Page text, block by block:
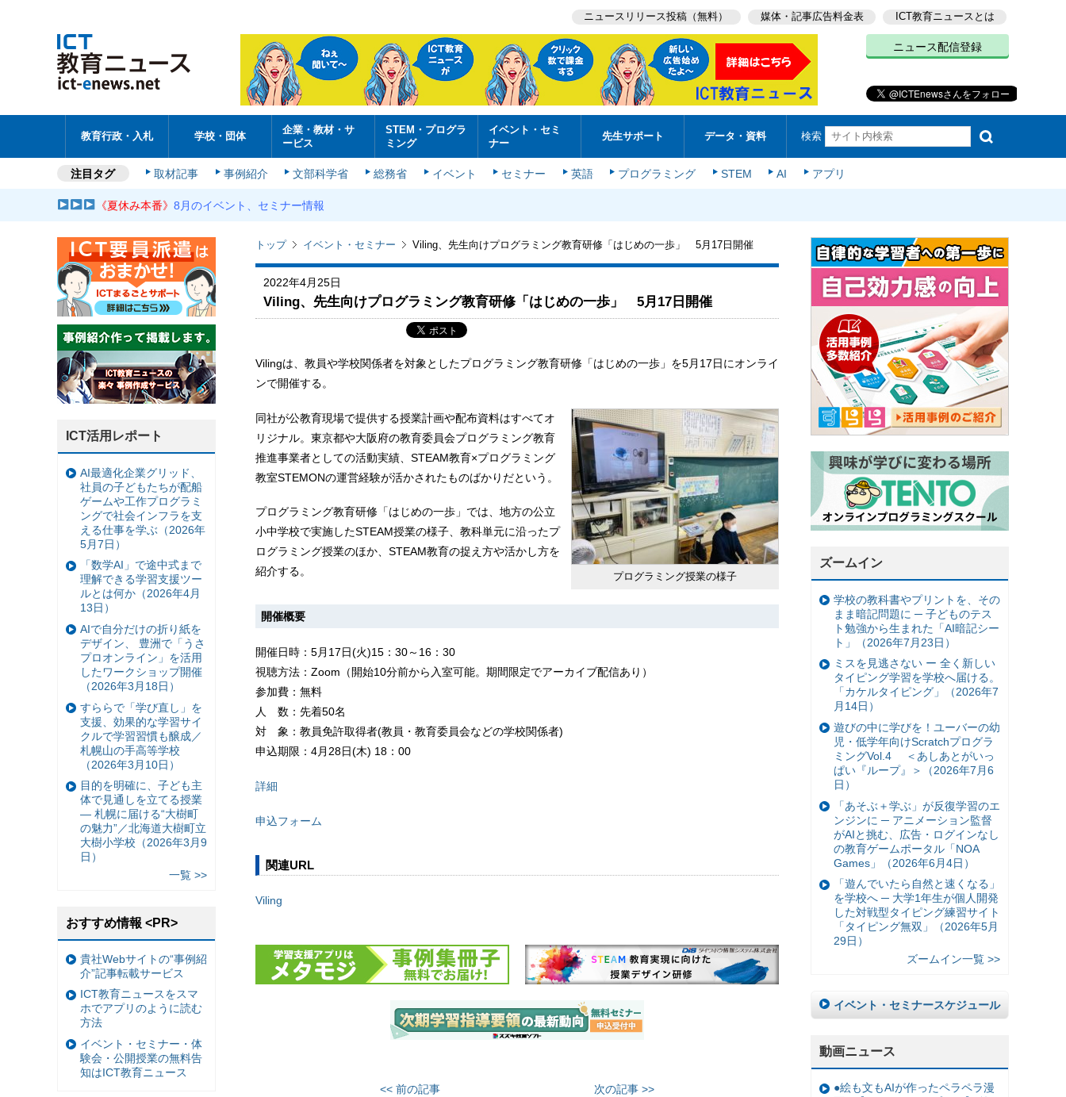
ニュースリリース投稿（無料） 媒体・記事広告料金表 ICT教育ニュースとは
ニュース配信登録
教育行政・入札 学校・団体
企業・教材・サ
ービス
STEM・プログラ
ミング
イベント・セミ
ナー
先生サポート データ・資料 検索
注目タグ 取材記事 事例紹介 文部科学省 総務省 イベント セミナー 英語 プログラミング STEM AI アプリ
《夏休み本番》8月のイベント、セミナー情報
トップ イベント・セミナー Viling、先生向けプログラミング教育研修「はじめの一歩」 5月17日開催
2022年4月25日
Viling、先生向けプログラミング教育研修「はじめの一歩」 5月17日開催
Vilingは、教員や学校関係者を対象としたプログラミング教育研修「はじめの一歩」を5月17日にオンライ
ンで開催する。
プログラミング授業の様子
同社が公教育現場で提供する授業計画や配布資料はすべてオ
リジナル。東京都や大阪府の教育委員会プログラミング教育
推進事業者としての活動実績、STEAM教育×プログラミング
教室STEMONの運営経験が活かされたものばかりだという。
プログラミング教育研修「はじめの一歩」では、地方の公立
小中学校で実施したSTEAM授業の様子、教科単元に沿ったプ
ログラミング授業のほか、STEAM教育の捉え方や活かし方を
紹介する。
開催概要
開催日時：5月17日(火)15：30～16：30
視聴方法：Zoom（開始10分前から入室可能。期間限定でアーカイブ配信あり）
参加費：無料
人 数：先着50名
対 象：教員免許取得者(教員・教育委員会などの学校関係者)
申込期限：4月28日(木) 18：00
詳細
申込フォーム
関連URL
Viling
<< 前の記事 次の記事 >>
ズームイン
学校の教科書やプリントを、その
まま暗記問題に ─ 子どものテス
ト勉強から生まれた「AI暗記シー
ト」（2026年7月23日）
ミスを見逃さない ー 全く新しい
タイピング学習を学校へ届ける。
「カケルタイピング」（2026年7
月14日）
遊びの中に学びを！ユーバーの幼
児・低学年向けScratchプログラ
ミングVol.4 ＜あしあとがいっ
ぱい『ループ』＞（2026年7月6
日）
「あそぶ＋学ぶ」が反復学習のエ
ンジンに ─ アニメーション監督
がAIと挑む、広告・ログインなし
の教育ゲームポータル「NOA
Games」（2026年6月4日）
「遊んでいたら自然と速くなる」
を学校へ ─ 大学1年生が個人開発
した対戦型タイピング練習サイト
「タイピング無双」（2026年5月
29日）
ズームイン一覧 >>
イベント・セミナースケジュール
動画ニュース
●絵も文もAIが作ったペラペラ漫
ICT活用レポート
AI最適化企業グリッド、
社員の子どもたちが配船
ゲームや工作プログラミ
ングで社会インフラを支
える仕事を学ぶ（2026年
5月7日）
「数学AI」で途中式まで
理解できる学習支援ツー
ルとは何か（2026年4月
13日）
AIで自分だけの折り紙を
デザイン、 豊洲で「うさ
プロオンライン」を活用
したワークショップ開催
（2026年3月18日）
すららで「学び直し」を
支援、効果的な学習サイ
クルで学習習慣も醸成／
札幌山の手高等学校
（2026年3月10日）
目的を明確に、子ども主
体で見通しを立てる授業
— 札幌に届ける“大樹町
の魅力”／北海道大樹町立
大樹小学校（2026年3月9
日）
一覧 >>
おすすめ情報 <PR>
貴社Webサイトの“事例紹
介”記事転載サービス
ICT教育ニュースをスマ
ホでアプリのように読む
方法
イベント・セミナー・体
験会・公開授業の無料告
知はICT教育ニュース